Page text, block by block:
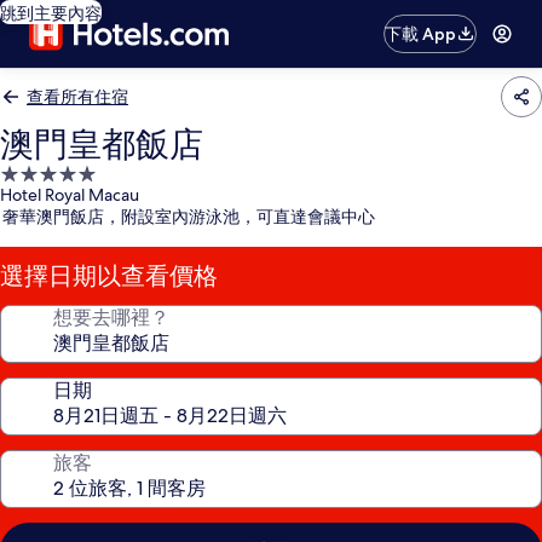
跳到主要內容
下載 App
查看所有住宿
澳門皇都飯店
5.0
星
級
住
宿
Hotel Royal Macau
奢華澳門飯店，附設室內游泳池，可直達會議中心
選擇日期以查看價格
想要去哪裡？
日期
旅客